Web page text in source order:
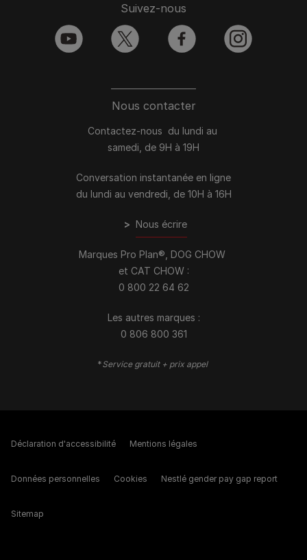
Nous contacter
Contactez-nous du lundi au
samedi, de 9H à 19H
Conversation instantanée en ligne
du lundi au vendredi, de 10H à 16H
> Nous écrire
Marques Pro Plan®, DOG CHOW
et CAT CHOW :
0 800 22 64 62
Les autres marques :​
0 806 800 361
*Service gratuit + prix appel
Suivez-nous
youtube twitter facebook instagram
Déclaration d'accessibilité Mentions légales
Données personnelles Cookies Nestlé gender pay gap report
Sitemap